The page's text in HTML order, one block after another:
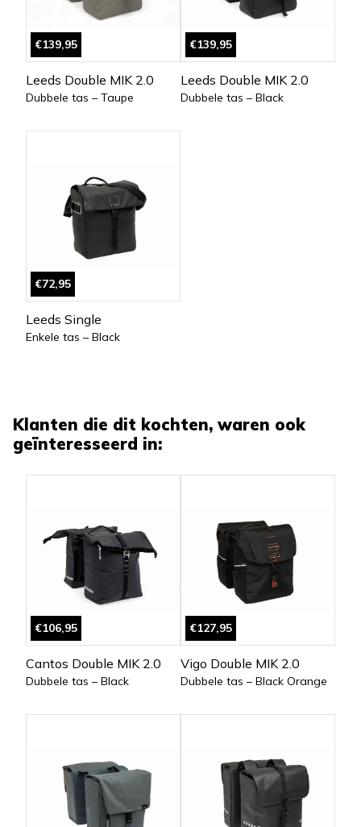
€139,95
Leeds Double MIK 2.0
Dubbele tas – Taupe
€139,95
Leeds Double MIK 2.0
Dubbele tas – Black
€72,95
Leeds Single
Enkele tas – Black
Klanten die dit kochten, waren ook
geïnteresseerd in:
€106,95
Cantos Double MIK 2.0
Dubbele tas – Black
€127,95
Vigo Double MIK 2.0
Dubbele tas – Black Orange